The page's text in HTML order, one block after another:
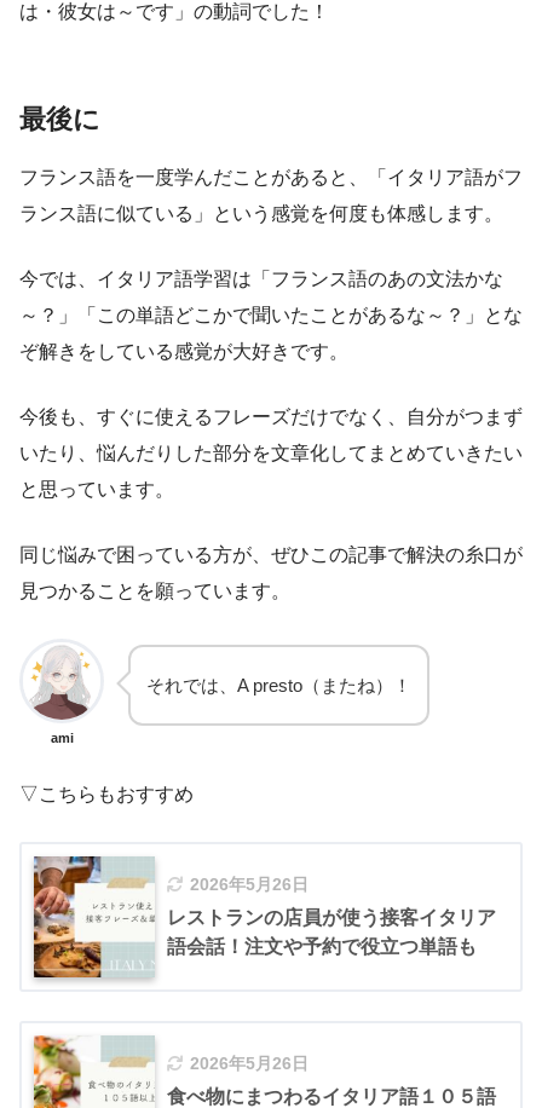
は・彼女は～です」の動詞でした！
最後に
フランス語を一度学んだことがあると、「イタリア語がフ
ランス語に似ている」という感覚を何度も体感します。
今では、イタリア語学習は「フランス語のあの文法かな
～？」「この単語どこかで聞いたことがあるな～？」とな
ぞ解きをしている感覚が大好きです。
今後も、すぐに使えるフレーズだけでなく、自分がつまず
いたり、悩んだりした部分を文章化してまとめていきたい
と思っています。
同じ悩みで困っている方が、ぜひこの記事で解決の糸口が
見つかることを願っています。
ami
それでは、A presto（またね）！
▽こちらもおすすめ
2026年5月26日
レストランの店員が使う接客イタリア
語会話！注文や予約で役立つ単語も
2026年5月26日
食べ物にまつわるイタリア語１０５語